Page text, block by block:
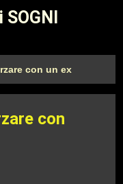
con un ex
con